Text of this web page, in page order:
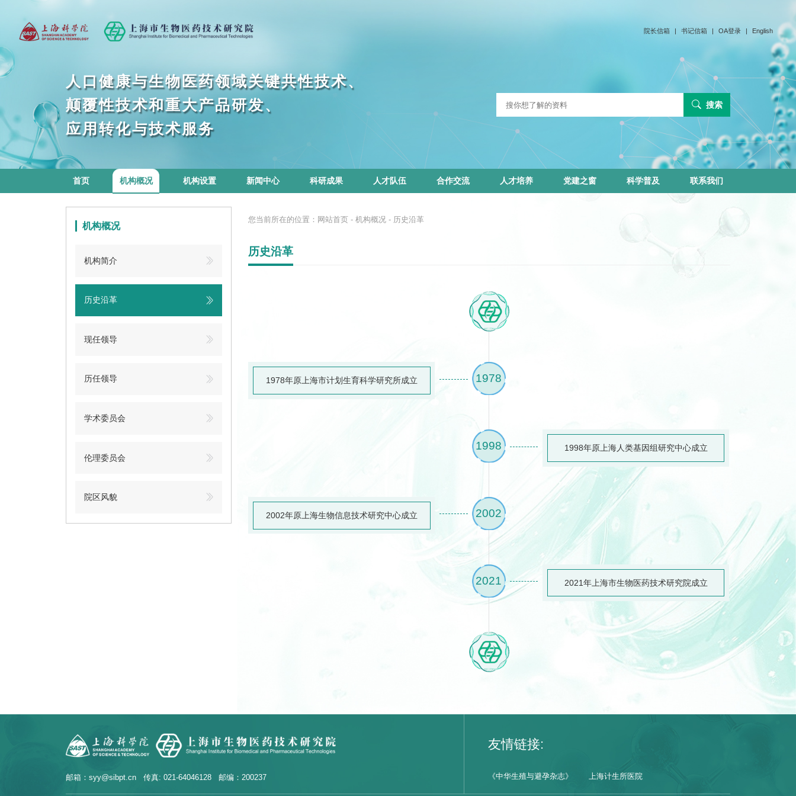
院长信箱 书记信箱 OA登录 English
人
人 口健康与生物医药领域关键共性技术、
颠覆性技术 和 重
技 术 和 重大产品研发、
应用转化与技术服务
务
搜索
首页 机构概况 机构设置 新闻中心 科研成果 人才队伍 合作交流 人才培养 党建之窗 科学普及 联系我们
机构概况
机构简介
历史沿革
现任领导
历任领导
学术委员会
伦理委员会
院区风貌
您当前所在的位置： 网站首页 -机构概况 - 历史沿革
历史沿革
1978
1978年原上海市计划生育科学研究所成立
1998 1998年原上海人类基因组研究中心成立
2002
2002年原上海生物信息技术研究中心成立
2021 2021年上海市生物医药技术研究院成立
邮箱：syy@sibpt.cn 传真: 021-64046128 邮编：200237
友情链接:
《中华生殖与避孕杂志》 上海计生所医院